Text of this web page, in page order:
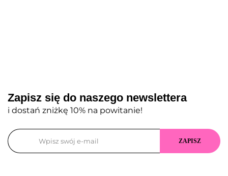
Zapisz się do naszego newslettera
i dostań zniżkę 10% na powitanie!